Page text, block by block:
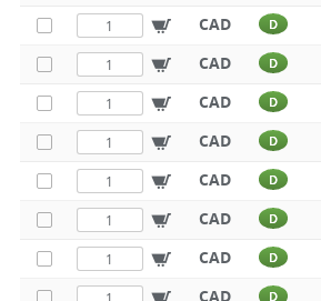
CAD D
CAD D
CAD D
CAD D
CAD D
CAD D
CAD D
CAD D